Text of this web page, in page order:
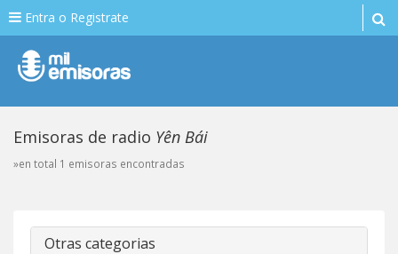
Entra o Registrate
Emisoras de radio Yên Bái
»en total 1 emisoras encontradas
Otras categorias